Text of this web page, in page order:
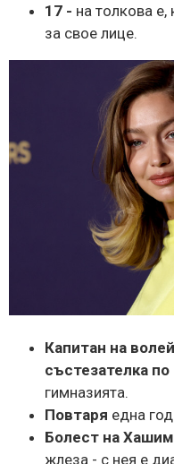
17 - на толкова е,
за свое лице.
Капитан на
състезателка
гимназията.
Повтаря една
Болест на
жлеза - с нея е